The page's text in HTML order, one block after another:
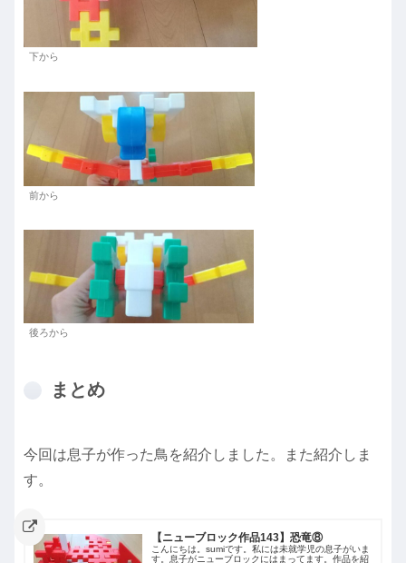
下から
前から
後ろから
まとめ
今回は息子が作った鳥を紹介しました。また紹介しま
す。
【ニューブロック作品143】恐竜⑧
こんにちは。sumiです。私には未就学児の息子がいま
す。息子がニューブロックにはまってます。作品を紹